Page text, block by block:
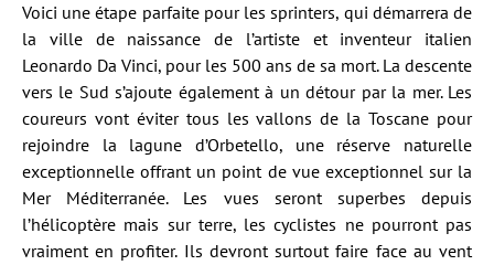
Voici une étape parfaite pour les sprinters, qui démarrera de
la ville de naissance de l’artiste et inventeur italien
Leonardo Da Vinci, pour les 500 ans de sa mort. La descente
vers le Sud s’ajoute également à un détour par la mer. Les
coureurs vont éviter tous les vallons de la Toscane pour
rejoindre la lagune d’Orbetello, une réserve naturelle
exceptionnelle offrant un point de vue exceptionnel sur la
Mer Méditerranée. Les vues seront superbes depuis
l’hélicoptère mais sur terre, les cyclistes ne pourront pas
vraiment en profiter. Ils devront surtout faire face au vent